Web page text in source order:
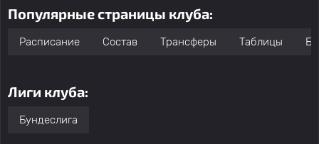
Популярные страницы клуба:
Расписание Состав Трансферы Таблицы
Лиги клуба:
Бундеслига